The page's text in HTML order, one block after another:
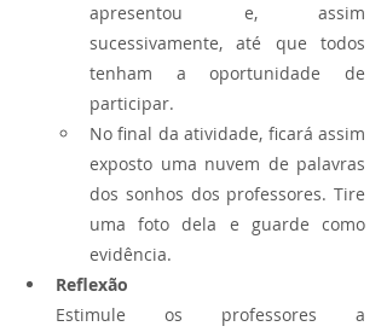
apresentou e, assim
sucessivamente, até que todos
tenham a oportunidade de
participar.
No final da atividade, ficará assim
exposto uma nuvem de palavras
dos sonhos dos professores. Tire
uma foto dela e guarde como
evidência.
Reflexão
Estimule os professores a